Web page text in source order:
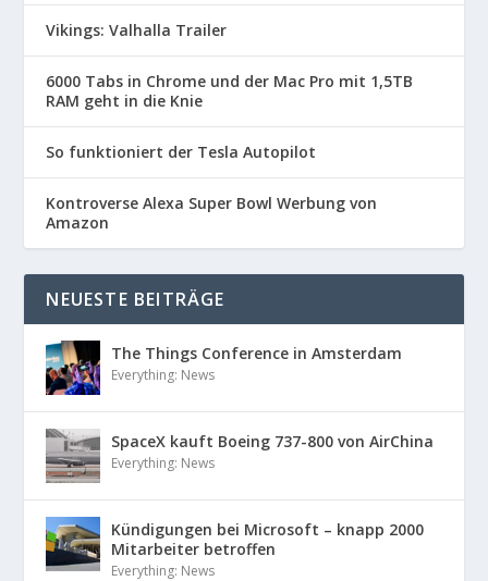
Vikings: Valhalla Trailer
6000 Tabs in Chrome und der Mac Pro mit 1,5TB
RAM geht in die Knie
So funktioniert der Tesla Autopilot
Kontroverse Alexa Super Bowl Werbung von
Amazon
NEUESTE BEITRÄGE
The Things Conference in Amsterdam
Everything: News
SpaceX kauft Boeing 737-800 von AirChina
Everything: News
Kündigungen bei Microsoft – knapp 2000
Mitarbeiter betroffen
Everything: News